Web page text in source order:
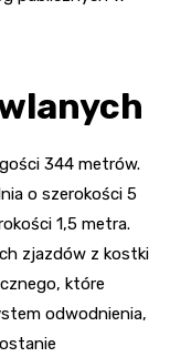
344 metrów.
o szerokości 5
1,5 metra.
zjazdów z kostki
które
odwodnienia,